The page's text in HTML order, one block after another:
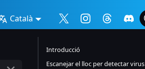
Català
Introducció
Escanejar el lloc per detectar virus